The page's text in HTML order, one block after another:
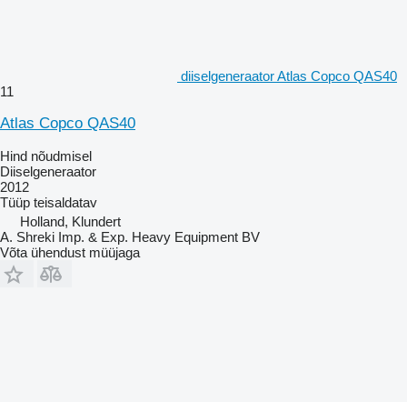
diiselgeneraator Atlas Copco QAS40
11
Atlas Copco QAS40
Hind nõudmisel
Diiselgeneraator
2012
Tüüp teisaldatav
Holland, Klundert
A. Shreki Imp. & Exp. Heavy Equipment BV
Võta ühendust müüjaga